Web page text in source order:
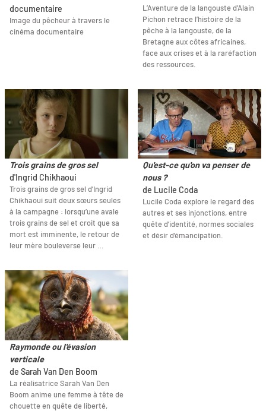
documentaire
Image du pêcheur à travers le
cinéma documentaire
L’Aventure de la langouste d’Alain
Pichon retrace l’histoire de la
pêche à la langouste, de la
Bretagne aux côtes africaines,
face aux crises et à la raréfaction
des ressources.
Trois grains de gros sel
d'Ingrid Chikhaoui
Trois grains de gros sel d’Ingrid
Chikhaoui suit deux sœurs seules
à la campagne : lorsqu’une avale
trois grains de sel et croit que sa
mort est imminente, le retour de
leur mère bouleverse leur …
Qu'est-ce qu'on va penser de
nous ?
de Lucile Coda
Lucile Coda explore le regard des
autres et ses injonctions, entre
quête d’identité, normes sociales
et désir d’émancipation.
Raymonde ou l'évasion
verticale
de Sarah Van Den Boom
La réalisatrice Sarah Van Den
Boom anime une femme à tête de
chouette en quête de liberté,